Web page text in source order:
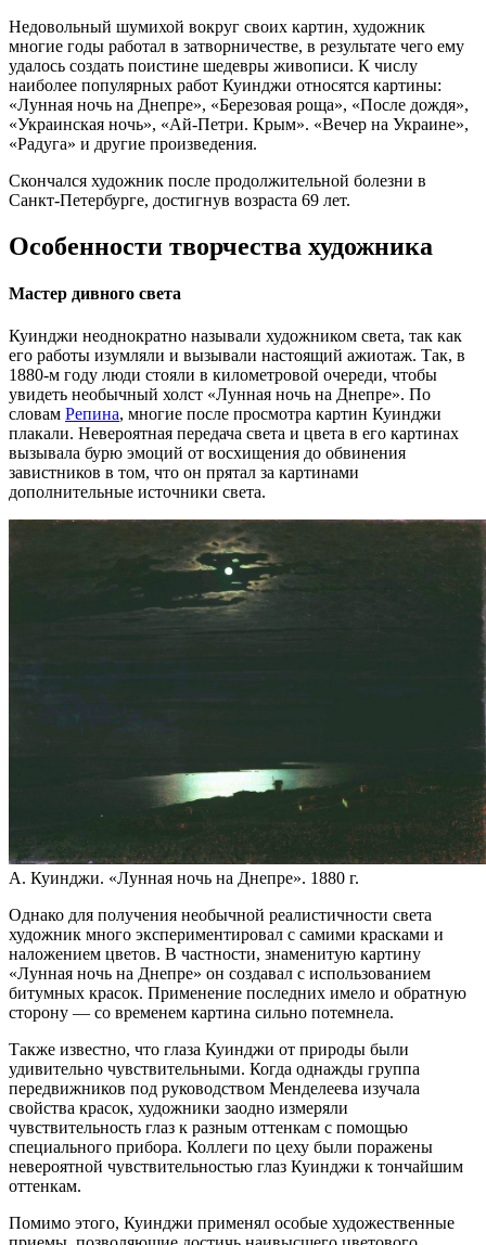
Недовольный шумихой вокруг своих картин, художник
многие годы работал в затворничестве, в результате чего ему
удалось создать поистине шедевры живописи. К числу
наиболее популярных работ Куинджи относятся картины:
«Лунная ночь на Днепре», «Березовая роща», «После дождя»,
«Украинская ночь», «Ай-Петри. Крым». «Вечер на Украине»,
«Радуга» и другие произведения.
Скончался художник после продолжительной болезни в
Санкт-Петербурге, достигнув возраста 69 лет.
Особенности творчества художника
Мастер дивного света
Куинджи неоднократно называли художником света, так как
его работы изумляли и вызывали настоящий ажиотаж. Так, в
1880-м году люди стояли в километровой очереди, чтобы
увидеть необычный холст «Лунная ночь на Днепре». По
словам Репина, многие после просмотра картин Куинджи
плакали. Невероятная передача света и цвета в его картинах
вызывала бурю эмоций от восхищения до обвинения
завистников в том, что он прятал за картинами
дополнительные источники света.
А. Куинджи. «Лунная ночь на Днепре». 1880 г.
Однако для получения необычной реалистичности света
художник много экспериментировал с самими красками и
наложением цветов. В частности, знаменитую картину
«Лунная ночь на Днепре» он создавал с использованием
битумных красок. Применение последних имело и обратную
сторону — со временем картина сильно потемнела.
Также известно, что глаза Куинджи от природы были
удивительно чувствительными. Когда однажды группа
передвижников под руководством Менделеева изучала
свойства красок, художники заодно измеряли
чувствительность глаз к разным оттенкам с помощью
специального прибора. Коллеги по цеху были поражены
невероятной чувствительностью глаз Куинджи к тончайшим
оттенкам.
Помимо этого, Куинджи применял особые художественные